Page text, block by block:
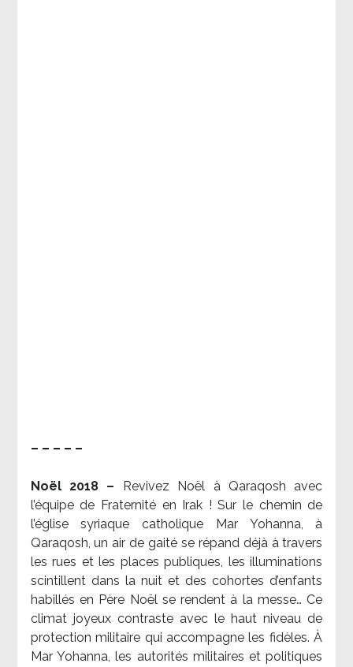
– – – – –
Noël 2018 –
Revivez Noël à Qaraqosh avec
l’équipe de Fraternité en Irak ! Sur le chemin de
l’église syriaque catholique Mar Yohanna, à
Qaraqosh, un air de gaité se répand déjà à travers
les rues et les places publiques, les illuminations
scintillent dans la nuit et des cohortes d’enfants
habillés en Père Noël se rendent à la messe… Ce
climat joyeux contraste avec le haut niveau de
protection militaire qui accompagne les fidèles. À
Mar Yohanna, les autorités militaires et politiques